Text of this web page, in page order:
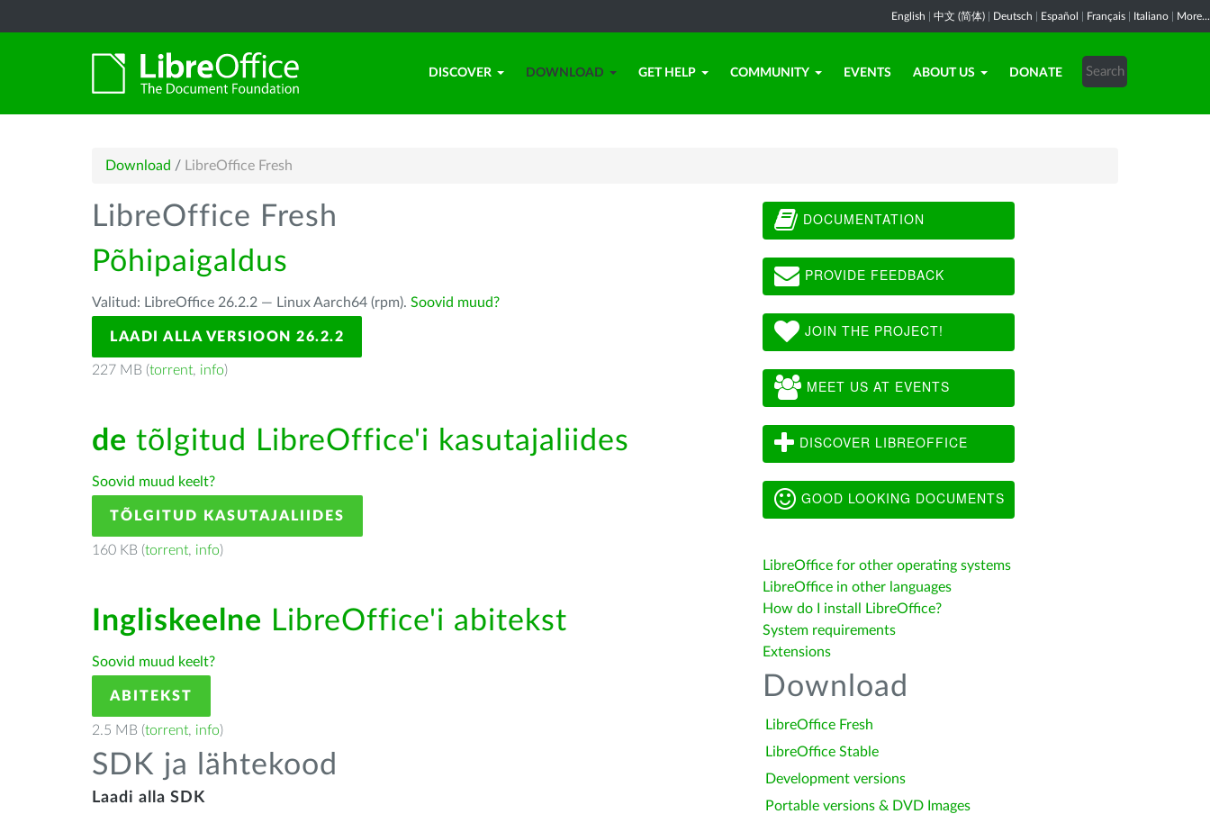
English 中文 (简体) Deutsch Español Français Italiano More...
DISCOVER DOWNLOAD GET HELP COMMUNITY EVENTS ABOUT US DONATE
Download / LibreOffice Fresh
LibreOffice Fresh
Põhipaigaldus
Valitud: LibreOffice 26.2.2 — Linux Aarch64 (rpm). Soovid muud?
LAADI ALLA VERSIOON 26.2.2
227 MB (torrent, info)
de tõlgitud LibreOffice'i kasutajaliides
Soovid muud keelt?
TÕLGITUD KASUTAJALIIDES
160 KB (torrent, info)
Ingliskeelne LibreOffice'i abitekst
Soovid muud keelt?
ABITEKST
2.5 MB (torrent, info)
SDK ja lähtekood
Laadi alla SDK
DOCUMENTATION
PROVIDE FEEDBACK
JOIN THE PROJECT!
MEET US AT EVENTS
DISCOVER LIBREOFFICE
GOOD LOOKING DOCUMENTS
LibreOffice for other operating systems
LibreOffice in other languages
How do I install LibreOffice?
System requirements
Extensions
Download
LibreOffice Fresh
LibreOffice Stable
Development versions
Portable versions & DVD Images